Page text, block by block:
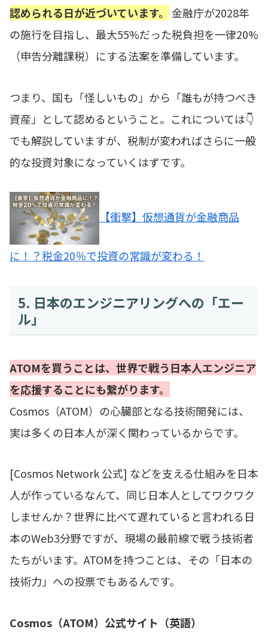
認められる日が近づいています。 金融庁が2028年
の施行を目指し、最大55%だった税負担を一律20%
（申告分離課税）にする法案を準備しています。
つまり、国も「怪しいもの」から「誰もが持つべき
資産」として認めるということ。これについては👇
でも解説していますが、税制が変わればさらに一般
的な投資対象になっていくはずです。
【衝撃】仮想通貨が金融商品
に！？税金20％で投資の常識が変わる！
5. 日本のエンジニアリングへの「エー
ル」
ATOMを買うことは、世界で戦う日本人エンジニア
を応援することにも繋がります。
Cosmos（ATOM）の心臓部となる技術開発には、
実は多くの日本人が深く関わっているからです。
[Cosmos Network 公式] などを支える仕組みを日本
人が作っているなんて、同じ日本人としてワクワク
しませんか？世界に比べて遅れていると言われる日
本のWeb3分野ですが、現場の最前線で戦う技術者
たちがいます。ATOMを持つことは、その「日本の
技術力」への投票でもあるんです。
Cosmos（ATOM）公式サイト（英語）